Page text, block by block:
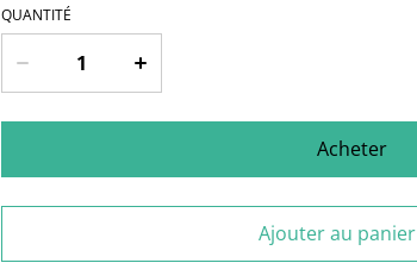
QUANTITÉ
Acheter
Ajouter au panier